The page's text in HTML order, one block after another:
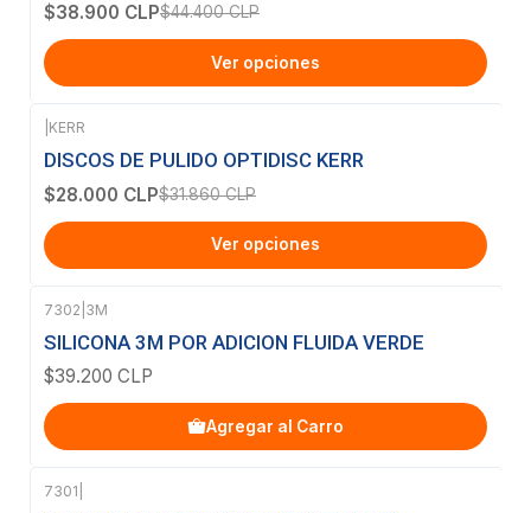
$38.900 CLP$44.400 CLP
Ver opciones
-12% OFF
KERR
DISCOS DE PULIDO OPTIDISC KERR
$28.000 CLP$31.860 CLP
Ver opciones
7302 3M
SILICONA 3M POR ADICION FLUIDA VERDE
$39.200 CLP
Agregar al Carro
7301